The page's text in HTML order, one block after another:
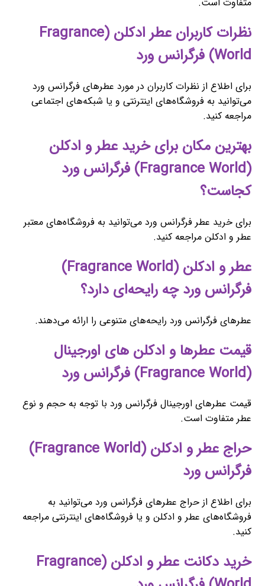
نظرات کاربران عطر ادکلن (Fragrance
World) فرگرانس ورد
برای اطلاع از نظرات کاربران در مورد عطرهای فرگرانس ورد
می‌توانید به فروشگاه‌های اینترنتی و یا شبکه‌های اجتماعی
مراجعه کنید.
بهترین مکان برای خرید عطر و ادکلن
(Fragrance World) فرگرانس ورد
کجاست؟
برای خرید عطر فرگرانس ورد می‌توانید به فروشگاه‌های معتبر
عطر و ادکلن مراجعه کنید.
عطر و ادکلن (Fragrance World)
فرگرانس ورد چه رایحه‌ای دارد؟
عطرهای فرگرانس ورد رایحه‌های متنوعی را ارائه می‌دهند.
قیمت عطرها و ادکلن های اورجینال
(Fragrance World) فرگرانس ورد
قیمت عطرهای اورجینال فرگرانس ورد با توجه به حجم و نوع
عطر متفاوت است.
حراج عطر و ادکلن (Fragrance World)
فرگرانس ورد
برای اطلاع از حراج عطرهای فرگرانس ورد می‌توانید به
فروشگاه‌های عطر و ادکلن و یا فروشگاه‌های اینترنتی مراجعه
کنید.
خرید دکانت عطر و ادکلن (Fragrance